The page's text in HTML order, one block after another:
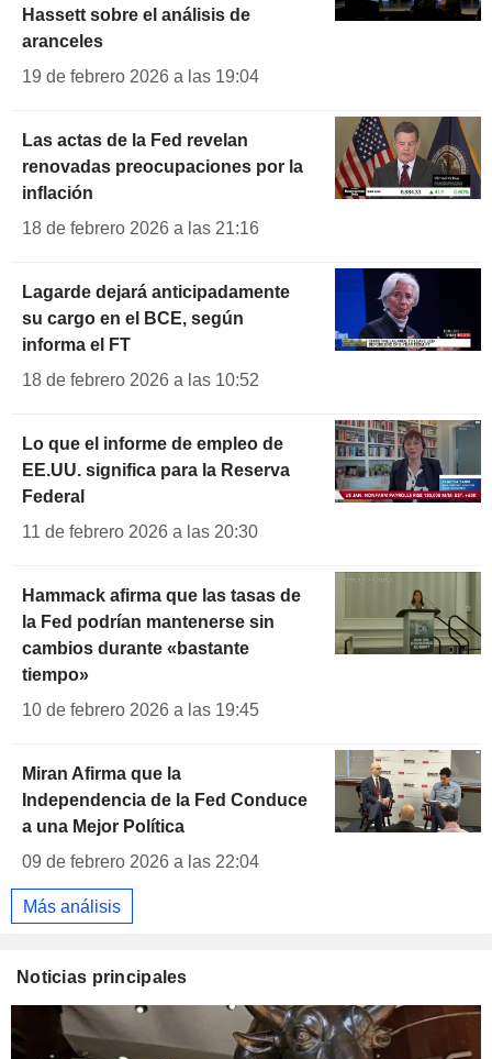
Hassett sobre el análisis de
aranceles
19 de febrero 2026 a las 19:04
Las actas de la Fed revelan
renovadas preocupaciones por la
inflación
18 de febrero 2026 a las 21:16
Lagarde dejará anticipadamente
su cargo en el BCE, según
informa el FT
18 de febrero 2026 a las 10:52
Lo que el informe de empleo de
EE.UU. significa para la Reserva
Federal
11 de febrero 2026 a las 20:30
Hammack afirma que las tasas de
la Fed podrían mantenerse sin
cambios durante «bastante
tiempo»
10 de febrero 2026 a las 19:45
Miran Afirma que la
Independencia de la Fed Conduce
a una Mejor Política
09 de febrero 2026 a las 22:04
Más análisis
Noticias principales